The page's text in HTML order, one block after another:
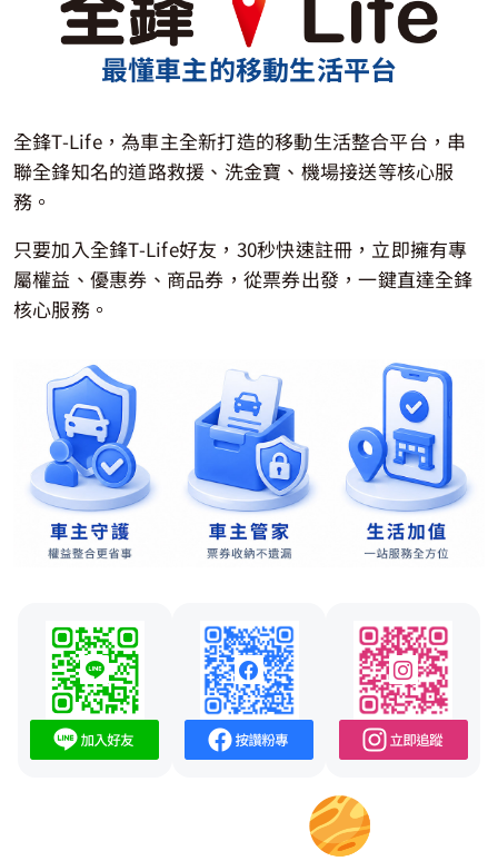
最懂車主的移動生活平台
全鋒T-Life，為車主全新打造的移動生活整合平台，串
聯全鋒知名的道路救援、洗金寶、機場接送等核心服
務。
只要加入全鋒T-Life好友，30秒快速註冊，立即擁有專
屬權益、優惠券、商品券，從票券出發，一​鍵​直達​全​鋒​
核心服務。